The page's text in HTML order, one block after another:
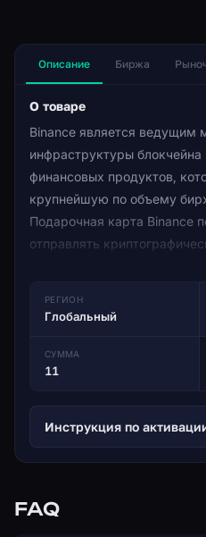
Описание Биржа
О товаре
Binance является
инфраструктуры
финансовых продуктов,
крупнейшую по объему
Подарочная карта Binance
отправлять
Как только вы выкупите
ваш кошелек Binance.
РЕГИОН
Глобальный
СУММА
11
Инструкция по
FAQ